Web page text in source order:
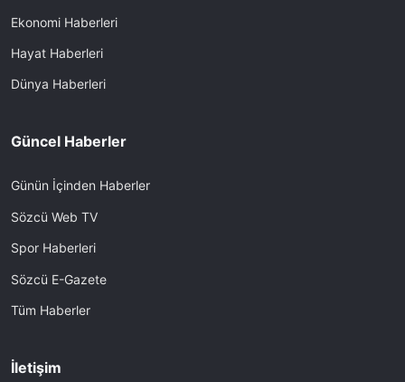
Ekonomi Haberleri
Hayat Haberleri
Dünya Haberleri
Güncel Haberler
Günün İçinden Haberler
Sözcü Web TV
Spor Haberleri
Sözcü E-Gazete
Tüm Haberler
İletişim